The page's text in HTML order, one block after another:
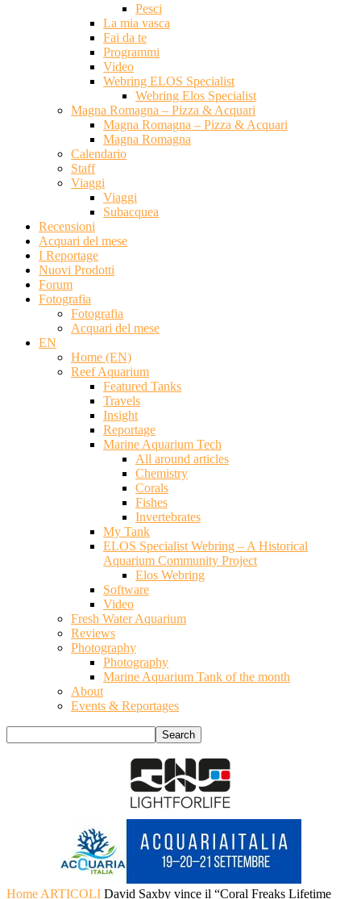
Pesci
La mia vasca
Fai da te
Programmi
Video
Webring ELOS Specialist
Webring Elos Specialist
Magna Romagna – Pizza & Acquari
Magna Romagna – Pizza & Acquari
Magna Romagna
Calendario
Staff
Viaggi
Viaggi
Subacquea
Recensioni
Acquari del mese
I Reportage
Nuovi Prodotti
Forum
Fotografia
Fotografia
Acquari del mese
EN
Home (EN)
Reef Aquarium
Featured Tanks
Travels
Insight
Reportage
Marine Aquarium Tech
All around articles
Chemistry
Corals
Fishes
Invertebrates
My Tank
ELOS Specialist Webring – A Historical
Aquarium Community Project
Elos Webring
Software
Video
Fresh Water Aquarium
Reviews
Photography
Photography
Marine Aquarium Tank of the month
About
Events & Reportages
Home ARTICOLI David Saxby vince il “Coral Freaks Lifetime